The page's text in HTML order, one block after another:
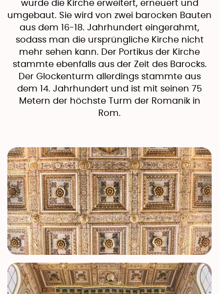
wurde die Kirche erweitert, erneuert und
umgebaut. Sie wird von zwei barocken Bauten
aus dem 16-18. Jahrhundert eingerahmt,
sodass man die ursprüngliche Kirche nicht
mehr sehen kann. Der Portikus der Kirche
stammte ebenfalls aus der Zeit des Barocks.
Der Glockenturm allerdings stammte aus
dem 14. Jahrhundert und ist mit seinen 75
Metern der höchste Turm der Romanik in
Rom.